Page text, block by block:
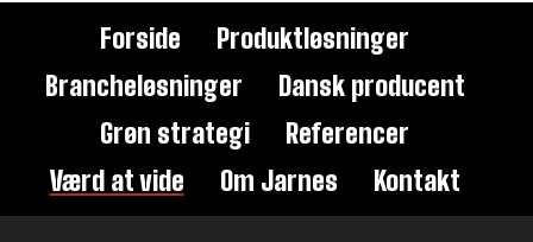
Forside
Produktløsninger
Brancheløsninger
Dansk producent
Grøn strategi
Referencer
Værd at vide
Om Jarnes Kontakt